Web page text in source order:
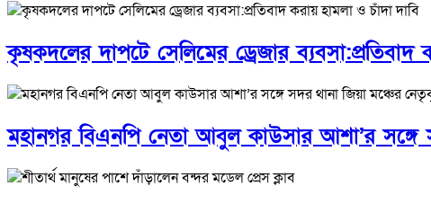
কৃষকদলের দাপটে সেলিমের ড্রেজার ব্যবসা:প্রতিবাদ
মহানগর বিএনপি নেতা আবুল কাউসার আশা’র সঙ্গে